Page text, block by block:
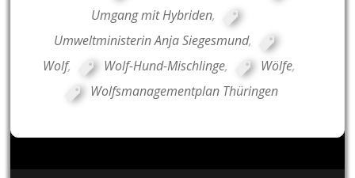
Umgang mit Hybriden,
Umweltministerin Anja Siegesmund,
Wolf, Wolf-Hund-Mischlinge, Wölfe,
Wolfsmanagementplan Thüringen